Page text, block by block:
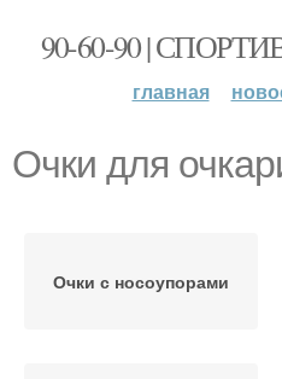
90-60-90 |
главная
Очки для
Очки с носоупорами